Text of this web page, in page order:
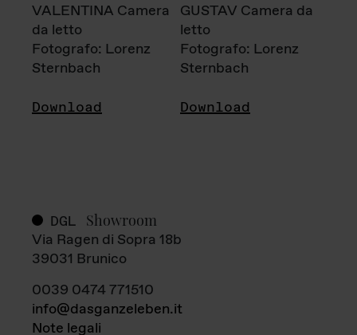
VALENTINA Camera
da letto
Fotografo: Lorenz
Sternbach
Download
GUSTAV Camera da
letto
Fotografo: Lorenz
Sternbach
Download
DGL Showroom
Via Ragen di Sopra 18b
39031 Brunico
0039 0474 771510
info@dasganzeleben.it
Note legali